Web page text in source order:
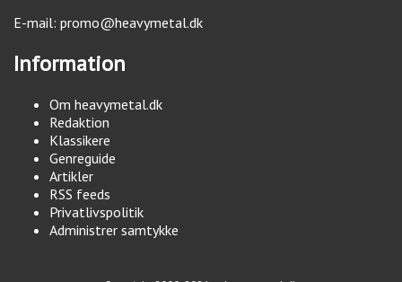
E-mail: promo@heavymetal.dk
Information
Om heavymetal.dk
Redaktion
Klassikere
Genreguide
Artikler
RSS feeds
Privatlivspolitik
Administrer samtykke